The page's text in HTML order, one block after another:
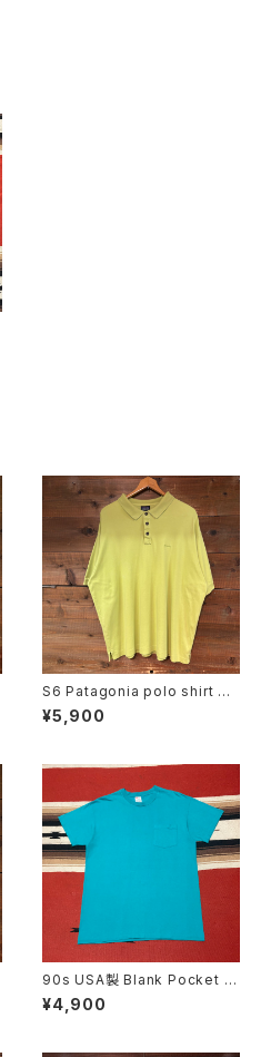
S6 Patagonia polo shirt SI
ZE:XL
¥5,900
90s USA製 Blank Pocket T
-shirt size L
¥4,900